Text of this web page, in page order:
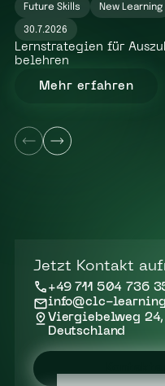
Future Skills New Learning
30.7.2026
Lernstrategien für
belehren
Mehr erfahren
Jetzt Kontakt
+49 711 504 736
info@clc-
Viergiebelweg
Deutschland